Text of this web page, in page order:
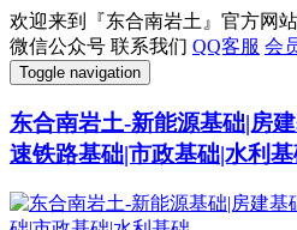
欢迎来到『东合南岩土』官方网站
微信公众号 联系我们 QQ客服 会
Toggle navigation
东合南岩土-新能源基础|房
速铁路基础|市政基础|水利